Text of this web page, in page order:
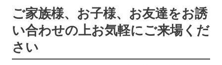
ご家族様、お子様、お友達をお誘
い合わせの上お気軽にご来場くだ
さい